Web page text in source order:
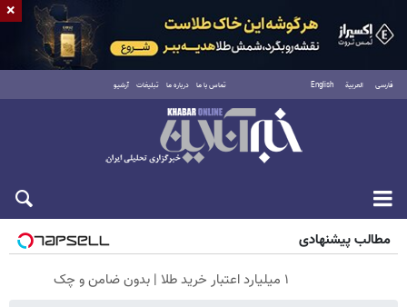
فارسی العربية English تماس با ما درباره ما تبلیغات آرشیو
شنبه ۱۷ مرداد ۱۴۰۵
مطالب پیشنهادی
۱ میلیارد اعتبار خرید طلا | بدون ضامن و چک
×